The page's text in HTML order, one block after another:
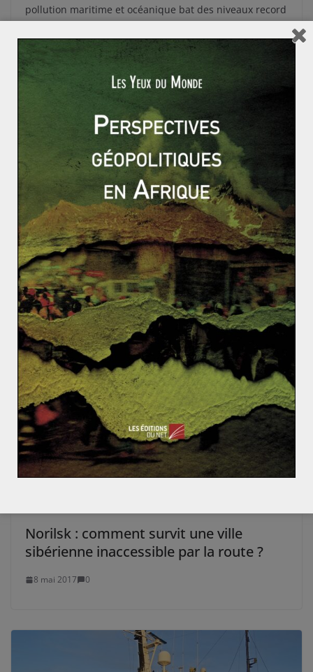
pollution maritime et océanique bat des niveaux record
mondiale. Le retour de bâton sur les populations
littorales pourrait être énorme, puisqu’elle contribue à
la montée du niveau des océans, menaçant des
millions de Terriens dans les prochaines décennies.
Finalement, il semble que nous n’en soyons qu’au
début de nos peines. Le plus petit océan du globe,
l’Océan Arctique, fond, créant là d’immenses
opportunités pour les navires internationaux. Si
l’Arctique devient accessible pour la plupart des
navires marchands, il s’agira d’un fait aussi retentissant
que l’ouverture du Canal de Suez fin XIXe siècle. Mais
plus dû aux excès de l’homme qu’à ses exploits
techniques, ce tel évènement ne peut qu’inquiéter.
Thomas Sankara – Biographie
La terreur en 140 caractères – Clémence Bacher
Norilsk : comment survit une ville
sibérienne inaccessible par la route ?
8 mai 2017 0